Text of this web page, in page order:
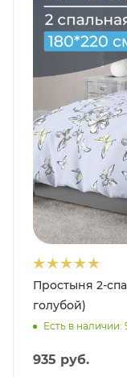
Простыня 2-
голубой)
Есть в наличии:
935 руб.